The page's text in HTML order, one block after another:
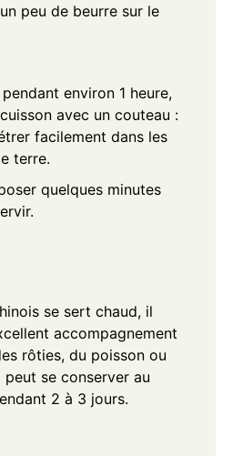
peu de beurre sur le
environ 1 heure,
avec un couteau :
facilement dans les
terre.
quelques minutes
se sert chaud, il
accompagnement
rôties, du poisson ou
peut se conserver au
2 à 3 jours.